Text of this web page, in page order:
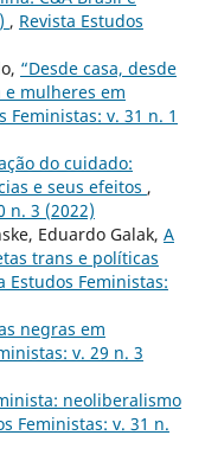
, Revista Estudos
“Desde casa, desde
e mulheres em
Feministas: v. 31 n. 1
do cuidado:
e seus efeitos ,
n. 3 (2022)
Eduardo Galak, A
trans e políticas
Estudos Feministas:
negras em
v. 29 n. 3
neoliberalismo
Feministas: v. 31 n.